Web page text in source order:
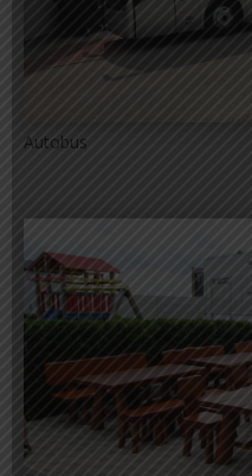
Autobus